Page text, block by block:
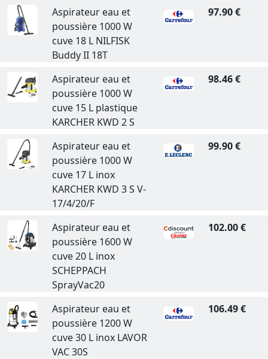
Aspirateur eau et
poussière 1000 W
cuve 18 L NILFISK
Buddy II 18T
97.90 €
Aspirateur eau et
poussière 1000 W
cuve 15 L plastique
KARCHER KWD 2 S
98.46 €
Aspirateur eau et
poussière 1000 W
cuve 17 L inox
KARCHER KWD 3 S V-
17/4/20/F
99.90 €
Aspirateur eau et
poussière 1600 W
cuve 20 L inox
SCHEPPACH
SprayVac20
102.00 €
Aspirateur eau et
poussière 1200 W
cuve 30 L inox LAVOR
VAC 30S
106.49 €